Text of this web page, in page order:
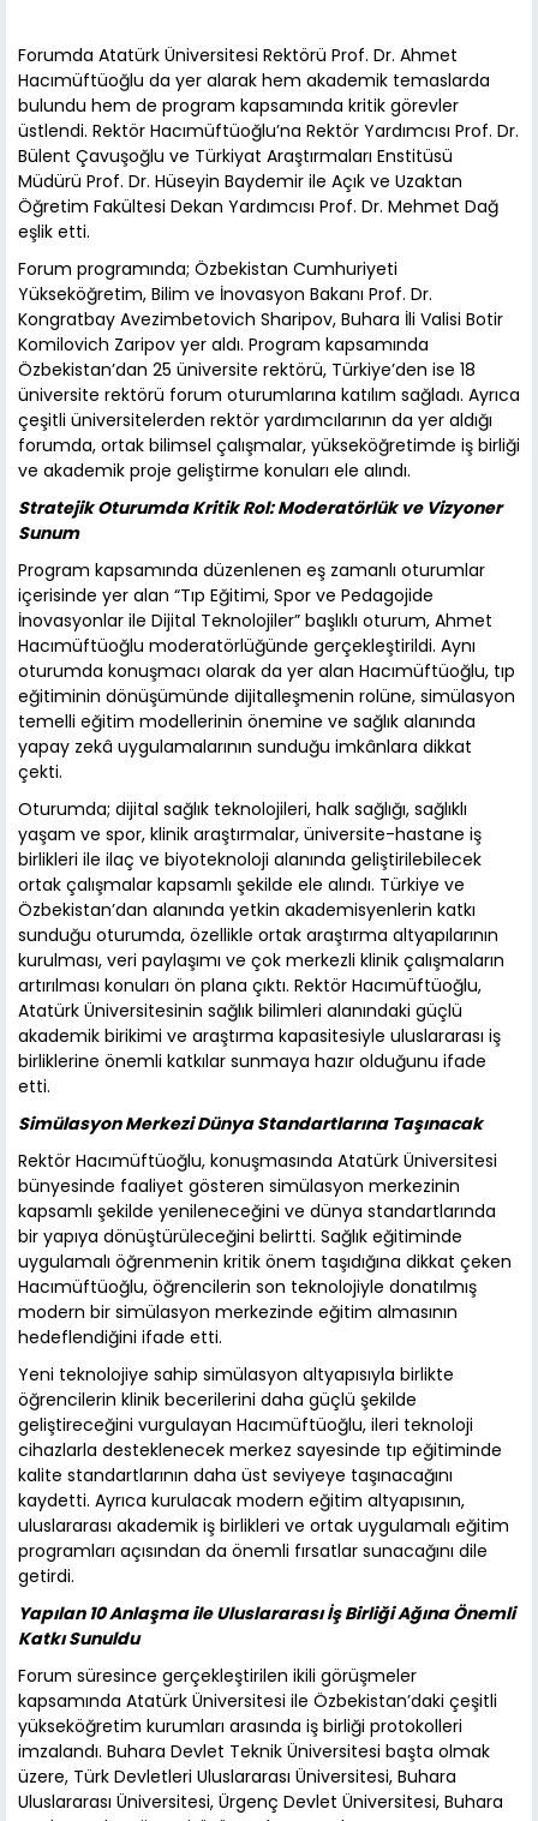
Forumda Atatürk Üniversitesi Rektörü Prof. Dr. Ahmet
Hacımüftüoğlu da yer alarak hem akademik temaslarda
bulundu hem de program kapsamında kritik görevler
üstlendi. Rektör Hacımüftüoğlu’na Rektör Yardımcısı Prof. Dr.
Bülent Çavuşoğlu ve Türkiyat Araştırmaları Enstitüsü
Müdürü Prof. Dr. Hüseyin Baydemir ile Açık ve Uzaktan
Öğretim Fakültesi Dekan Yardımcısı Prof. Dr. Mehmet Dağ
eşlik etti.
Forum programında; Özbekistan Cumhuriyeti
Yükseköğretim, Bilim ve İnovasyon Bakanı Prof. Dr.
Kongratbay Avezimbetovich Sharipov, Buhara İli Valisi Botir
Komilovich Zaripov yer aldı. Program kapsamında
Özbekistan’dan 25 üniversite rektörü, Türkiye’den ise 18
üniversite rektörü forum oturumlarına katılım sağladı. Ayrıca
çeşitli üniversitelerden rektör yardımcılarının da yer aldığı
forumda, ortak bilimsel çalışmalar, yükseköğretimde iş birliği
ve akademik proje geliştirme konuları ele alındı.
Stratejik Oturumda Kritik Rol: Moderatörlük ve Vizyoner
Sunum
Program kapsamında düzenlenen eş zamanlı oturumlar
içerisinde yer alan “Tıp Eğitimi, Spor ve Pedagojide
İnovasyonlar ile Dijital Teknolojiler” başlıklı oturum, Ahmet
Hacımüftüoğlu moderatörlüğünde gerçekleştirildi. Aynı
oturumda konuşmacı olarak da yer alan Hacımüftüoğlu, tıp
eğitiminin dönüşümünde dijitalleşmenin rolüne, simülasyon
temelli eğitim modellerinin önemine ve sağlık alanında
yapay zekâ uygulamalarının sunduğu imkânlara dikkat
çekti.
Oturumda; dijital sağlık teknolojileri, halk sağlığı, sağlıklı
yaşam ve spor, klinik araştırmalar, üniversite-hastane iş
birlikleri ile ilaç ve biyoteknoloji alanında geliştirilebilecek
ortak çalışmalar kapsamlı şekilde ele alındı. Türkiye ve
Özbekistan’dan alanında yetkin akademisyenlerin katkı
sunduğu oturumda, özellikle ortak araştırma altyapılarının
kurulması, veri paylaşımı ve çok merkezli klinik çalışmaların
artırılması konuları ön plana çıktı. Rektör Hacımüftüoğlu,
Atatürk Üniversitesinin sağlık bilimleri alanındaki güçlü
akademik birikimi ve araştırma kapasitesiyle uluslararası iş
birliklerine önemli katkılar sunmaya hazır olduğunu ifade
etti.
Simülasyon Merkezi Dünya Standartlarına Taşınacak
Rektör Hacımüftüoğlu, konuşmasında Atatürk Üniversitesi
bünyesinde faaliyet gösteren simülasyon merkezinin
kapsamlı şekilde yenileneceğini ve dünya standartlarında
bir yapıya dönüştürüleceğini belirtti. Sağlık eğitiminde
uygulamalı öğrenmenin kritik önem taşıdığına dikkat çeken
Hacımüftüoğlu, öğrencilerin son teknolojiyle donatılmış
modern bir simülasyon merkezinde eğitim almasının
hedeflendiğini ifade etti.
Yeni teknolojiye sahip simülasyon altyapısıyla birlikte
öğrencilerin klinik becerilerini daha güçlü şekilde
geliştireceğini vurgulayan Hacımüftüoğlu, ileri teknoloji
cihazlarla desteklenecek merkez sayesinde tıp eğitiminde
kalite standartlarının daha üst seviyeye taşınacağını
kaydetti. Ayrıca kurulacak modern eğitim altyapısının,
uluslararası akademik iş birlikleri ve ortak uygulamalı eğitim
programları açısından da önemli fırsatlar sunacağını dile
getirdi.
Yapılan 10 Anlaşma ile Uluslararası İş Birliği Ağına Önemli
Katkı Sunuldu
Forum süresince gerçekleştirilen ikili görüşmeler
kapsamında Atatürk Üniversitesi ile Özbekistan’daki çeşitli
yükseköğretim kurumları arasında iş birliği protokolleri
imzalandı. Buhara Devlet Teknik Üniversitesi başta olmak
üzere, Türk Devletleri Uluslararası Üniversitesi, Buhara
Uluslararası Üniversitesi, Ürgenç Devlet Üniversitesi, Buhara